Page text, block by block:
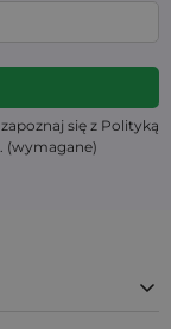
się z Polityką
(wymagane)